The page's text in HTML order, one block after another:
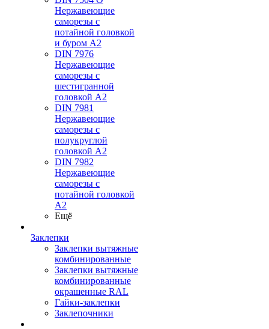
Нержавеющие
саморезы с
потайной головкой
и буром А2
DIN 7976
Нержавеющие
саморезы с
шестигранной
головкой А2
DIN 7981
Нержавеющие
саморезы с
полукруглой
головкой А2
DIN 7982
Нержавеющие
саморезы с
потайной головкой
А2
Ещё
Заклепки
Заклепки вытяжные
комбинированные
Заклепки вытяжные
комбинированные
окрашенные RAL
Гайки-заклепки
Заклепочники